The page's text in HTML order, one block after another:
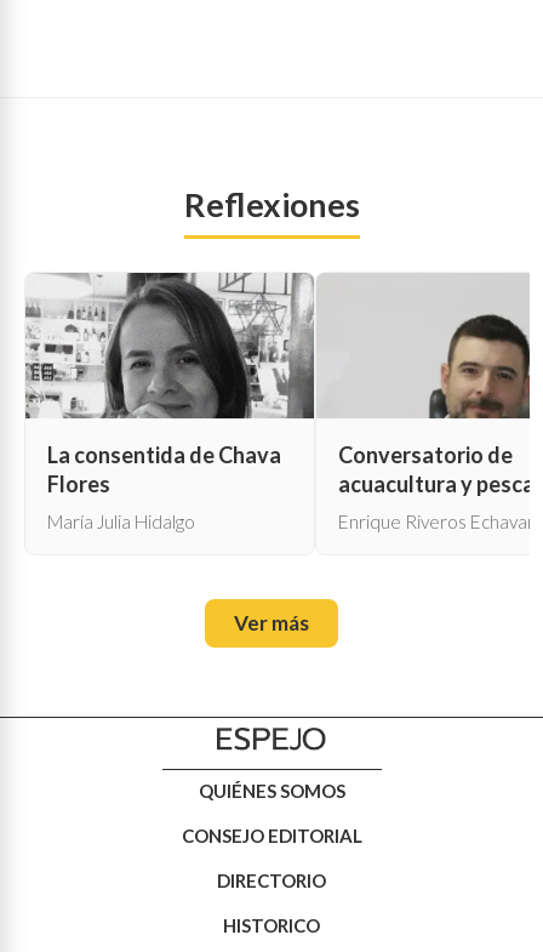
Reflexiones
La consentida de Chava
Flores
María Julia Hidalgo
Conversatorio de
acuacultura y pesca
Enrique Riveros
Ver más
QUIÉNES SOMOS
CONSEJO EDITORIAL
DIRECTORIO
HISTORICO